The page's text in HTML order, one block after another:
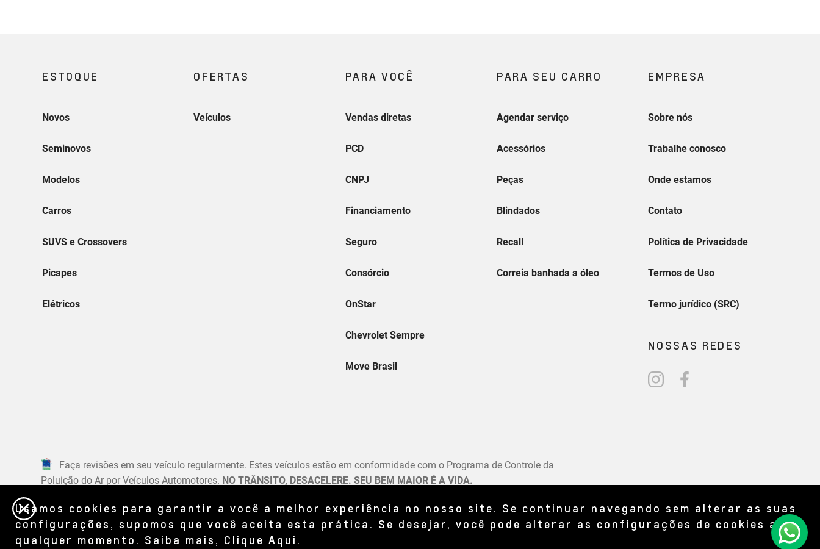
Usamos cookies para garantir a você a melhor experiência no nosso site. Se continuar navegando sem alterar as suas
configurações, supomos que você aceita esta prática. Se desejar, você pode alterar as configurações de cookies a
qualquer momento. Saiba mais, Clique Aqui .